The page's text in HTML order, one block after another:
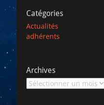
Catégories
Actualités
adhérents
Archives
Archives